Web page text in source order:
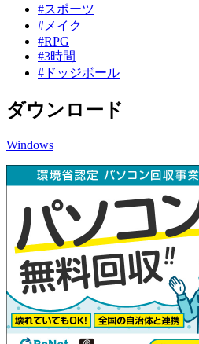
#スポーツ
#メイク
#RPG
#3時間
#ドッジボール
ダウンロード
Windows